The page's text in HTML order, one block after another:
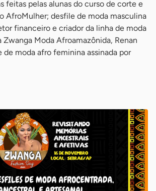
feitas pelas alunas do curso de corte e
AfroMulher; desfile de moda masculina
financeiro e criador da linha de moda
Zwanga Moda Afroamazônida, Renan
de moda afro feminina assinada por